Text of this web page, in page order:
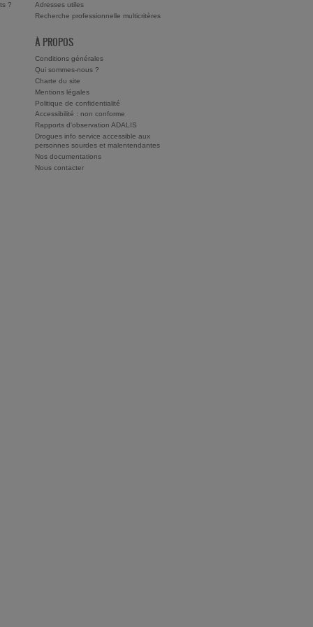
?
Adresses utiles
Recherche professionnelle multicritères
À PROPOS
Conditions générales
Qui sommes-nous ?
Charte du site
Mentions légales
Politique de confidentialité
Accessibilité : non conforme
Rapports d'observation ADALIS
Drogues info service accessible aux
personnes sourdes et malentendantes
Nos documentations
Nous contacter